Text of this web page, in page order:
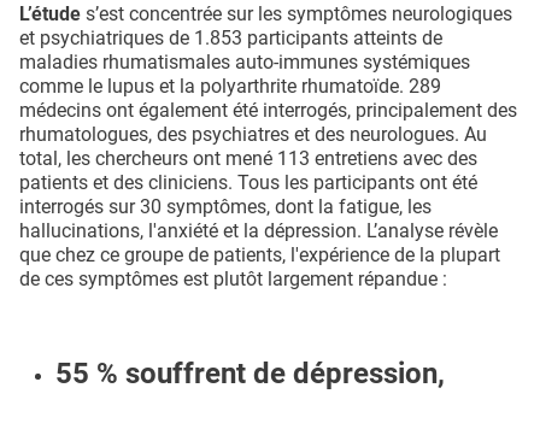
L’étude s’est concentrée sur les symptômes neurologiques
et psychiatriques de 1.853 participants atteints de
maladies rhumatismales auto-immunes systémiques
comme le lupus et la polyarthrite rhumatoïde. 289
médecins ont également été interrogés, principalement des
rhumatologues, des psychiatres et des neurologues. Au
total, les chercheurs ont mené 113 entretiens avec des
patients et des cliniciens. Tous les participants ont été
interrogés sur 30 symptômes, dont la fatigue, les
hallucinations, l'anxiété et la dépression. L’analyse révèle
que chez ce groupe de patients, l'expérience de la plupart
de ces symptômes est plutôt largement répandue :
55 % souffrent de dépression,